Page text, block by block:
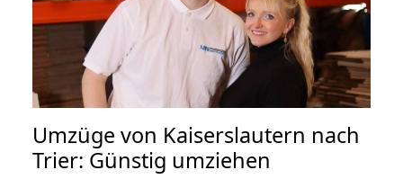
Umzüge von Kaiserslautern nach
Trier: Günstig umziehen